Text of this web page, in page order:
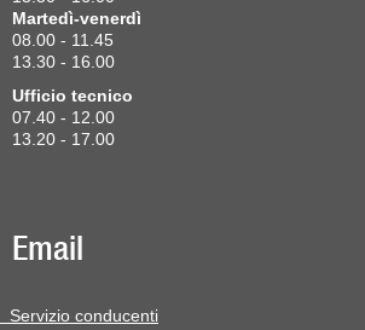
Martedì-venerdì
08.00 - 11.45
13.30 - 16.00
Ufficio tecnico
07.40 - 12.00
13.20 - 17.00
Email
Servizio conducenti